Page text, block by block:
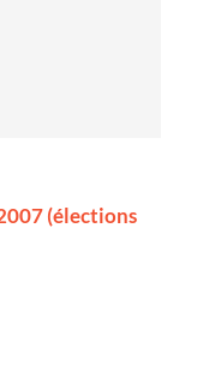
(élections